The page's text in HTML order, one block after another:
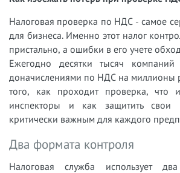
Налоговая проверка по НДС - самое
для бизнеса. Именно этот налог
пристально, а ошибки в его учете
Ежегодно десятки тысяч
доначислениями по НДС на миллионы
того, как проходит проверка, что
инспекторы и как защитить свои
критически важным для каждого
Два формата контроля
Налоговая служба использует